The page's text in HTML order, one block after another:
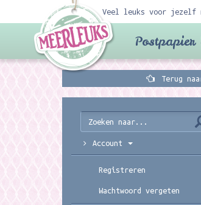
Veel leuks voor jezelf
Postpapier
Terug
Account
Registreren
Wachtwoord vergeten